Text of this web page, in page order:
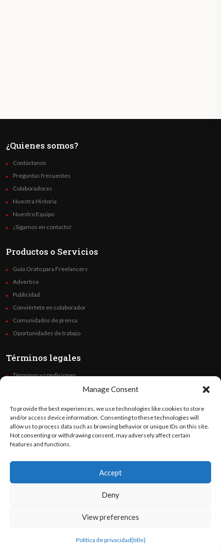
Manage Consent
To provide the best experiences, we use technologies like cookies to store
and/or access device information. Consenting to these technologies will
allow us to process data such as browsing behavior or unique IDs on this site.
Not consenting or withdrawing consent, may adversely affect certain
features and functions.
Accept
Deny
View preferences
Política de privacidad{title}
¿Quienes somos?
Contáctanos
Preguntas frecuentes
Colaboradores
Nuestra Historia
Nuestro Equipo
¡Sigamos en contacto!
Productos o Servicios
Guía Orato para Freelancers
Advertise
Publicidad
Conviértete en colaborador
Comunidados de prensa
Oportunidades de trabajo
Términos legales
Términos y condiciones
Code of Ethics
Síguenos
©OratoWorld Media 2026. Todos los derechos reservados..